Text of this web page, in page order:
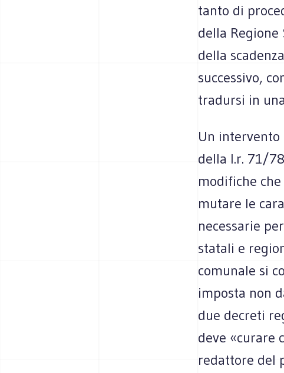
tanto di
della
della
successivo,
tradursi in
Un intervento
della l.r. 71/
modifiche
mutare le
necessarie
statali e
comunale si
imposta non
due decreti
deve «curare
redattore del